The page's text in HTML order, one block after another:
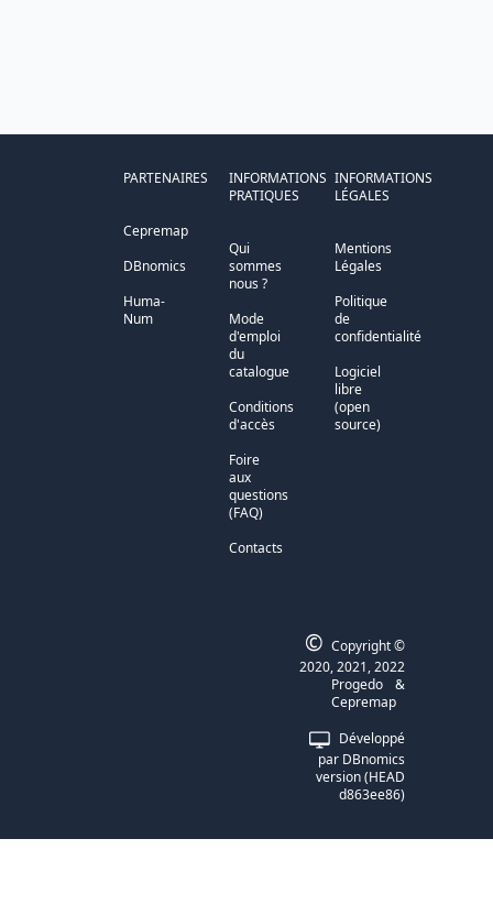
PARTENAIRES
Cepremap
DBnomics
Huma-
Num
INFORMATIONS
PRATIQUES
Qui
sommes
nous ?
Mode
d'emploi
du
catalogue
Conditions
d'accès
Foire
aux
questions
(FAQ)
Contacts
INFORMATIONS
LÉGALES
Mentions
Légales
Politique
de
confidentialité
Logiciel
libre
(open
source)
Développé
par DBnomics
version(HEAD
d863ee86)
© Copyright ©
2020, 2021, 2022
Progedo
&
Cepremap